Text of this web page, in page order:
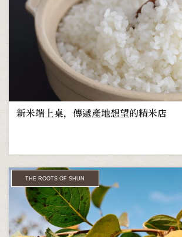
新米端上桌，傳遞產地想望的精米店
THE ROOTS OF SHUN